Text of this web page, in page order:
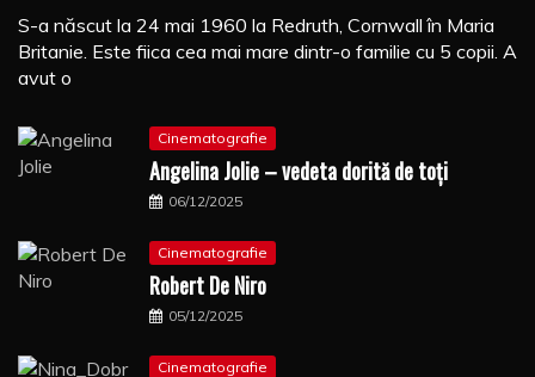
S-a născut la 24 mai 1960 la Redruth, Cornwall în Maria
Britanie. Este fiica cea mai mare dintr-o familie cu 5 copii. A
avut o
Cinematografie
Angelina Jolie – vedeta dorită de toți
06/12/2025
Cinematografie
Robert De Niro
05/12/2025
Cinematografie